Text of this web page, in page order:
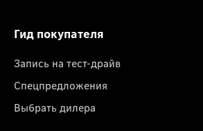
Гид покупателя
Запись на тест-драйв
Спецпредложения
Выбрать дилера